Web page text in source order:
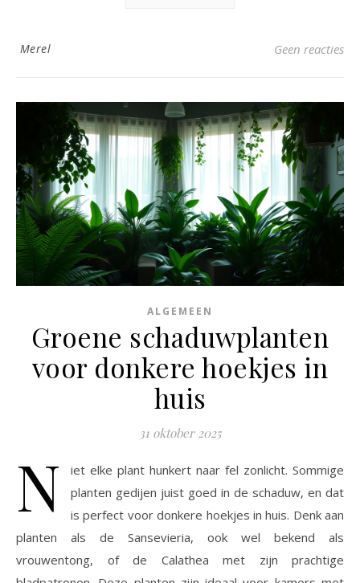
Merel Geen reacties
ALGEMEEN
Groene schaduwplanten
voor donkere hoekjes in
huis
31 oktober 2025
N
iet elke plant hunkert naar fel zonlicht. Sommige
planten gedijen juist goed in de schaduw, en dat
is perfect voor donkere hoekjes in huis. Denk aan
planten als de Sansevieria, ook wel bekend als
vrouwentong, of de Calathea met zijn prachtige